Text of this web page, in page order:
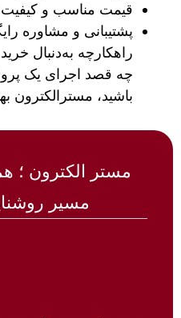
قیمت مناسب و
پشتیبانی و مشاوره
راهکارچه به‌دنبال
چه قصد اجرای یک
باشید، مسترالکترون
مستر الکترون ؛
مسیر